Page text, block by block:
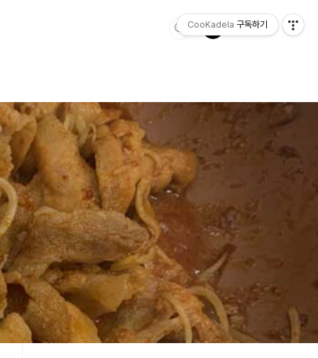
CooKadela 구독하기